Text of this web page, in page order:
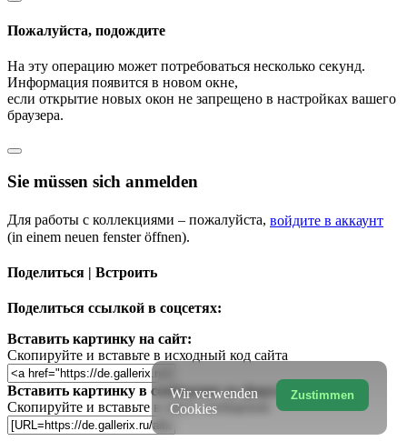
Пожалуйста, подождите
На эту операцию может потребоваться несколько секунд.
Информация появится в новом окне,
если открытие новых окон не запрещено в настройках вашего
браузера.
Sie müssen sich anmelden
Для работы с коллекциями – пожалуйста, войдите в аккаунт
(in einem neuen fenster öffnen).
Поделиться | Встроить
Поделиться ссылкой в соцсетях:
Вставить картинку на сайт:
Скопируйте и вставьте в исходный код сайта
Вставить картинку в сообщение на форум:
Скопируйте и вставьте в текст сообщения
Zustimmen
Wir verwenden
Cookies